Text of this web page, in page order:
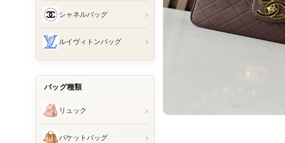
シャネルバッグ ›
ルイヴィトンバッグ ›
バッグ種類
リュック ›
バケットバッグ ›